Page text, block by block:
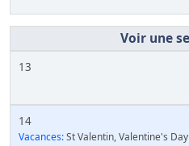
13
14
Vacances:St Valentin, Valentine's Day